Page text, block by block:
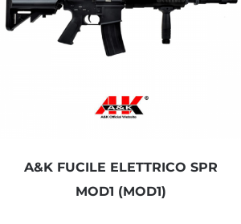
A&K FUCILE ELETTRICO SPR
MOD1 (MOD1)